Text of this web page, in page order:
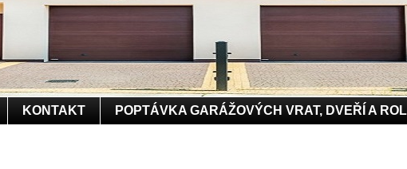
KONTAKT POPTÁVKA GARÁŽOVÝCH VRAT, DVEŘÍ A